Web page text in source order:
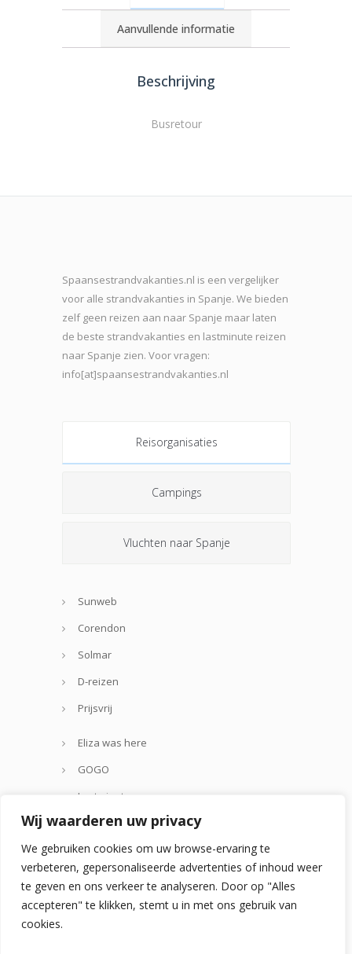
Wij waarderen uw privacy
We gebruiken cookies om uw browse-ervaring te
verbeteren, gepersonaliseerde advertenties of inhoud weer
te geven en ons verkeer te analyseren. Door op "Alles
accepteren" te klikken, stemt u in met ons gebruik van
cookies.
Aanvullende informatie
Beschrijving
Busretour
Spaansestrandvakanties.nl is een vergelijker
voor alle strandvakanties in Spanje. We bieden
zelf geen reizen aan naar Spanje maar laten
de beste strandvakanties en lastminute reizen
naar Spanje zien. Voor vragen:
info[at]spaansestrandvakanties.nl
Reisorganisaties
Campings
Vluchten naar Spanje
Sunweb
Corendon
Solmar
D-reizen
Prijsvrij
Eliza was here
GOGO
Lastminute.com
Thomas Cook
Zoover